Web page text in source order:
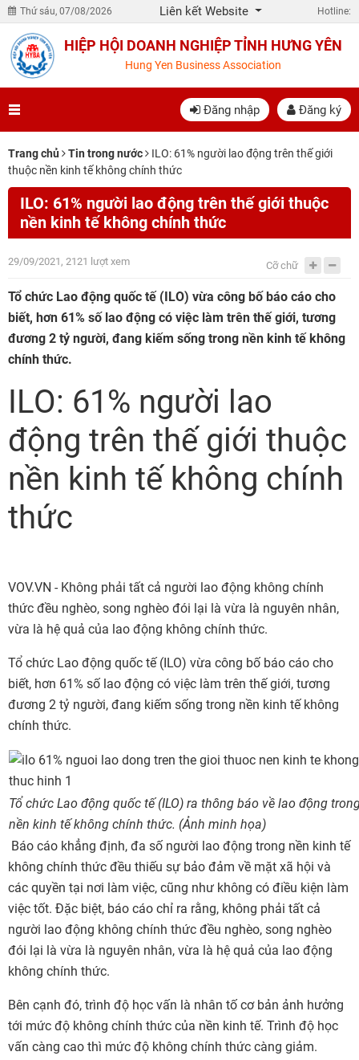
Thứ sáu, 07/08/2026 Liên kết Website Hotline:
HIỆP HỘI DOANH NGHIỆP TỈNH HƯNG YÊN
Hung Yen Business Association
Đăng nhập Đăng ký
Trang chủ Tin trong nước
ILO: 61% người lao động trên thế giới
thuộc nền kinh tế không chính thức
ILO: 61% người lao động trên thế giới thuộc
nền kinh tế không chính thức
29/09/2021, 2121 lượt xem Cỡ chữ
Tổ chức Lao động quốc tế (ILO) vừa công bố báo cáo cho
biết, hơn 61% số lao động có việc làm trên thế giới, tương
đương 2 tỷ người, đang kiếm sống trong nền kinh tế không
chính thức.
ILO: 61% người lao
động trên thế giới thuộc
nền kinh tế không chính
thức
VOV.VN - Không phải tất cả người lao động không chính
thức đều nghèo, song nghèo đói lại là vừa là nguyên nhân,
vừa là hệ quả của lao động không chính thức.
Tổ chức Lao động quốc tế (ILO) vừa công bố báo cáo cho
biết, hơn 61% số lao động có việc làm trên thế giới, tương
đương 2 tỷ người, đang kiếm sống trong nền kinh tế không
chính thức.
Tổ chức Lao động quốc tế (ILO) ra thông báo về lao động
nền kinh tế không chính thức. (Ảnh minh họa)
Báo cáo khẳng định, đa số người lao động trong nền kinh tế
không chính thức đều thiếu sự bảo đảm về mặt xã hội và
các quyền tại nơi làm việc, cũng như không có điều kiện làm
việc tốt. Đặc biệt, báo cáo chỉ ra rằng, không phải tất cả
người lao động không chính thức đều nghèo, song nghèo
đói lại là vừa là nguyên nhân, vừa là hệ quả của lao động
không chính thức.
Bên cạnh đó, trình độ học vấn là nhân tố cơ bản ảnh hưởng
tới mức độ không chính thức của nền kinh tế. Trình độ học
vấn càng cao thì mức độ không chính thức càng giảm.